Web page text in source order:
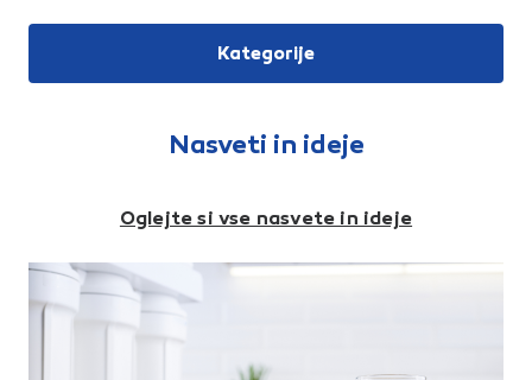
Kategorije
Nasveti in ideje
Oglejte si vse nasvete in ideje